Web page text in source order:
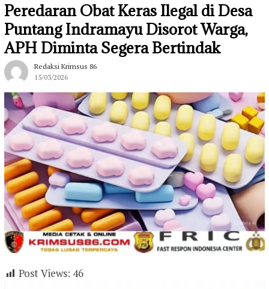
Peredaran Obat Keras Ilegal di Desa
Puntang Indramayu Disorot Warga,
APH Diminta Segera Bertindak
Redaksi Krimsus 86
15/03/2026
Post Views: 46